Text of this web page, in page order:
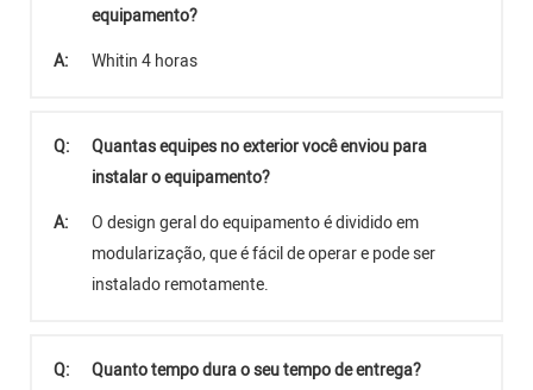
equipamento?
A:
Whitin 4 horas
Q:
Quantas equipes no exterior você enviou para
instalar o equipamento?
A:
O design geral do equipamento é dividido em
modularização, que é fácil de operar e pode ser
instalado remotamente.
Q:
Quanto tempo dura o seu tempo de entrega?